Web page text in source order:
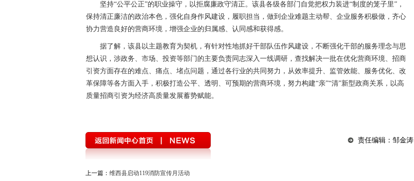
坚持“公平公正”的职业操守，以拒腐廉政守清正。该县各级各部门自觉把权力装进“制度的笼子里”，
保持清正廉洁的政治本色，强化自身作风建设，履职担当，做到企业难题主动帮、企业服务积极做，齐心
协力营造良好的营商环境，增强企业的归属感、认同感和获得感。
据了解，该县以主题教育为契机，有针对性地抓好干部队伍作风建设，不断强化干部的服务理念与思
想认识，涉政务、市场、投资等部门的主要负责同志深入一线调研，查找解决一批在优化营商环境、招商
引资方面存在的难点、痛点、堵点问题，通过各行业的共同努力，从效率提升、监管效能、服务优化、改
革保障等各方面入手，积极打造公平、透明、可预期的营商环境，努力构建“亲”“清”新型政商关系，以高
质量招商引资为经济高质量发展蓄势赋能。
责任编辑：邹金涛
上一篇： 维西县启动119消防宣传月活动